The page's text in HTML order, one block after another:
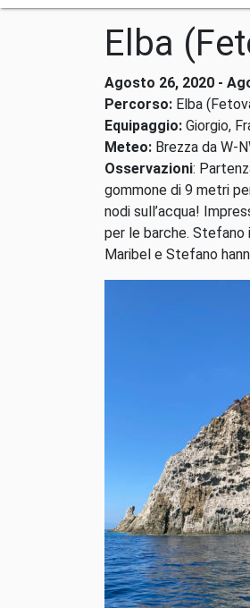
Elba
Agosto 26, 2020 -
Percorso: Elba
Equipaggio: Giorgio,
Meteo: Brezza da W-
Osservazioni:
gommone di 9 metri
nodi sull’acqua!
per le barche.
Maribel e Stefano